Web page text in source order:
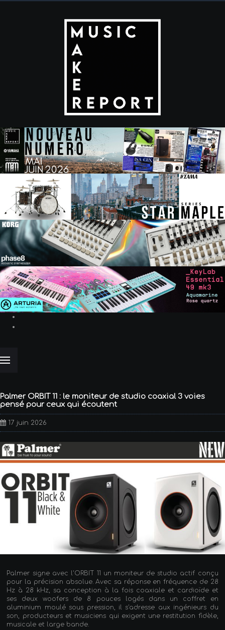
Palmer ORBIT 11 : le moniteur de studio coaxial 3 voies
pensé pour ceux qui écoutent
17 juin 2026
Palmer signe avec l'ORBIT 11 un moniteur de studio actif conçu
pour la précision absolue. Avec sa réponse en fréquence de 28
Hz à 28 kHz, sa conception à la fois coaxiale et cardioïde et
ses deux woofers de 8 pouces logés dans un coffret en
aluminium moulé sous pression, il s'adresse aux ingénieurs du
son, producteurs et musiciens qui exigent une restitution fidèle,
musicale et large bande.